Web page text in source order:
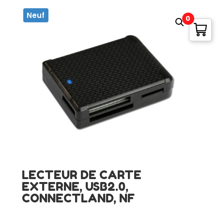
Neuf
LECTEUR DE CARTE
EXTERNE, USB2.0,
CONNECTLAND, NF
0